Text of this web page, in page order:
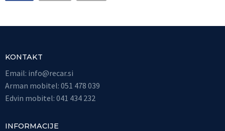
KONTAKT
Email: info@recar.si
Arman mobitel: 051 478 039
Edvin mobitel: 041 434 232
INFORMACIJE